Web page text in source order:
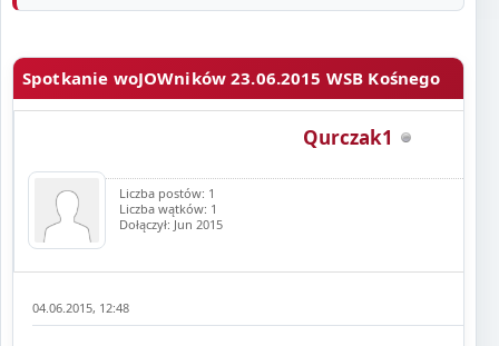
Spotkanie woJOWników 23.06.2015 WSB Kośnego
Qurczak1
Liczba postów: 1
Liczba wątków: 1
Dołączył: Jun 2015
04.06.2015, 12:48